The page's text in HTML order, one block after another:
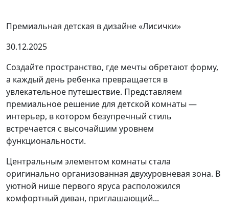
Премиальная детская в дизайне «Лисички»
30.12.2025
Создайте пространство, где мечты обретают форму,
а каждый день ребенка превращается в
увлекательное путешествие. Представляем
премиальное решение для детской комнаты —
интерьер, в котором безупречный стиль
встречается с высочайшим уровнем
функциональности.
Центральным элементом комнаты стала
оригинально организованная двухуровневая зона. В
уютной нише первого яруса расположился
комфортный диван, приглашающий...